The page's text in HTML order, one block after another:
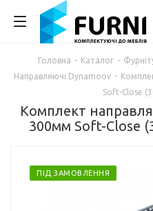
Головна - Каталог -
Направляючі Dynamoov -
Soft-Close
Комплект
300мм Soft-Close
ПІД ЗАМОВЛЕННЯ